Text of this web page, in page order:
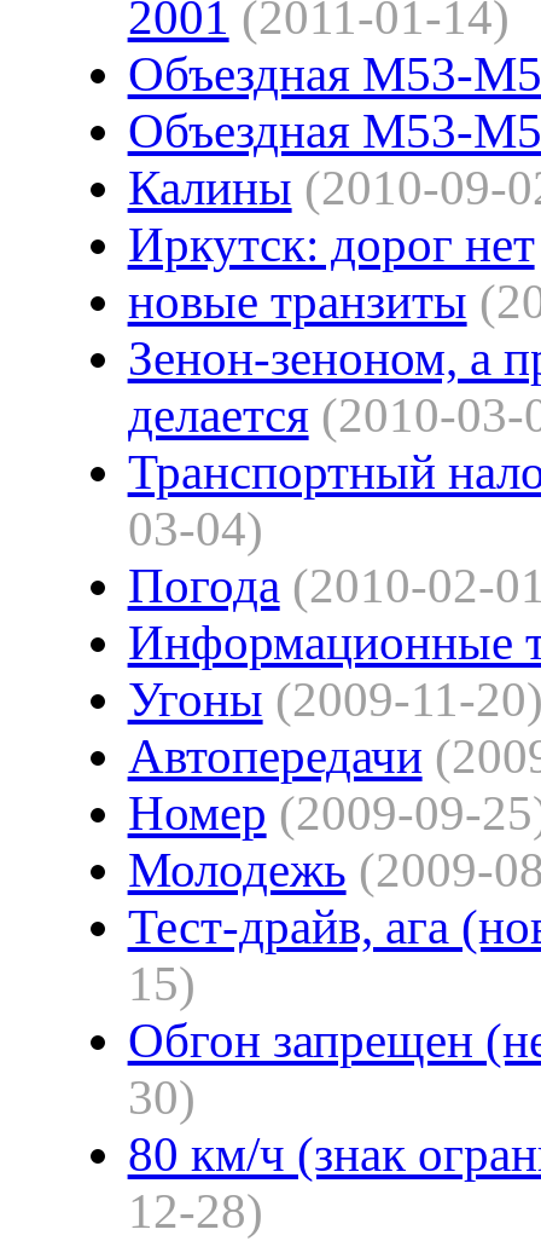
2001 (2011-01-14)
Объездная М53-
Объездная М53-
Калины (2010-09-
Иркутск: дорог нет
новые транзиты
Зенон-зеноном, а
делается (2010-03-
Транспортный
03-04)
Погода (2010-02-
Информационные
Угоны (2009-11-
Автопередачи
Номер (2009-09-
Молодежь (2009-
Тест-драйв, ага
15)
Обгон запрещен
30)
80 км/ч (знак
12-28)